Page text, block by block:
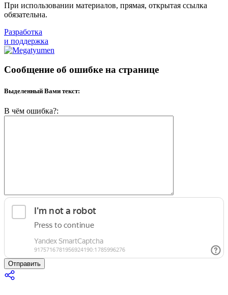
При использовании материалов, прямая, открытая ссылка
обязательна.
Разработка
и поддержка
Сообщение об ошибке на странице
Выделенный Вами текст:
В чём ошибка?:
Отправить